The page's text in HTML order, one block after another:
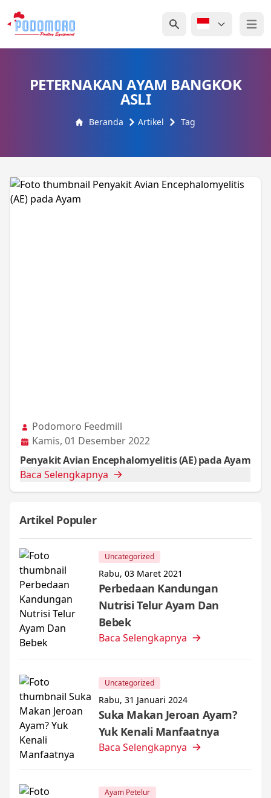
Open
PETERNAKAN AYAM BANGKOK
ASLI
Beranda Artikel Tag
Podomoro Feedmill
Kamis, 01 Desember 2022
Penyakit Avian Encephalomyelitis (AE) pada Ayam
Baca Selengkapnya
Artikel Populer
Uncategorized
Rabu, 03 Maret 2021
Perbedaan Kandungan
Nutrisi Telur Ayam Dan
Bebek
Baca Selengkapnya
Uncategorized
Rabu, 31 Januari 2024
Suka Makan Jeroan Ayam?
Yuk Kenali Manfaatnya
Baca Selengkapnya
Ayam Petelur